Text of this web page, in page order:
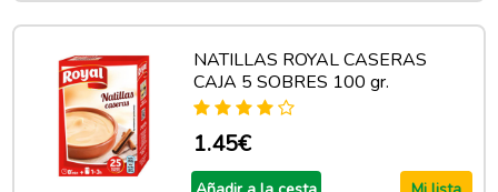
NATILLAS ROYAL CASERAS
CAJA 5 SOBRES 100 gr.
1.45€